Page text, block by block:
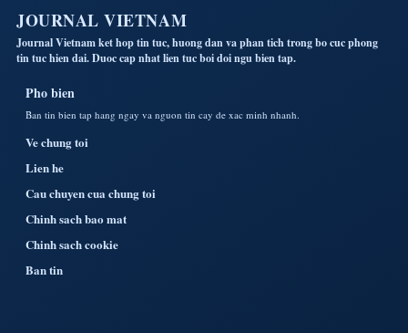
JOURNAL VIETNAM
Journal Vietnam ket hop tin tuc, huong dan va phan tich trong bo cuc phong
tin tuc hien dai. Duoc cap nhat lien tuc boi doi ngu bien tap.
Pho bien
Ban tin bien tap hang ngay va nguon tin cay de xac minh nhanh.
Ve chung toi
Lien he
Cau chuyen cua chung toi
Chinh sach bao mat
Chinh sach cookie
Ban tin